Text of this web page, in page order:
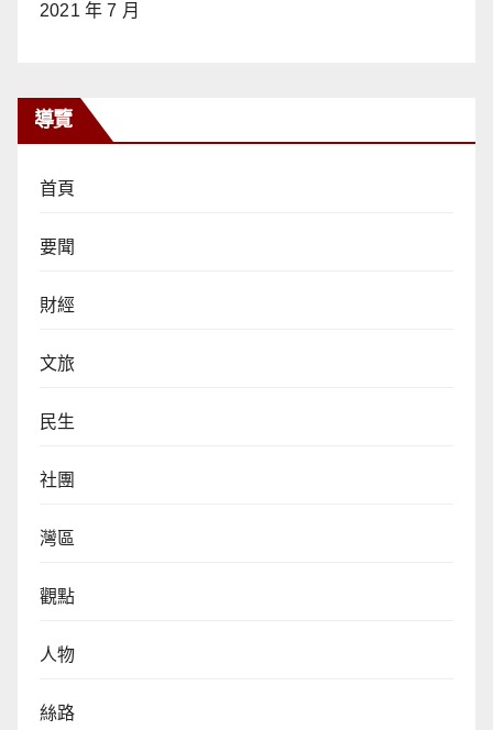
2021 年 7 月
導覽
首頁
要聞
財經
文旅
民生
社團
灣區
觀點
人物
絲路